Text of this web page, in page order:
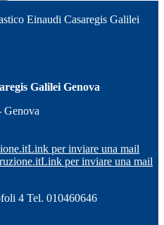
Einaudi Casaregis Galilei
Galilei Genova
Genova
Link per inviare una mail
Link per inviare una mail
4 Tel. 010460646